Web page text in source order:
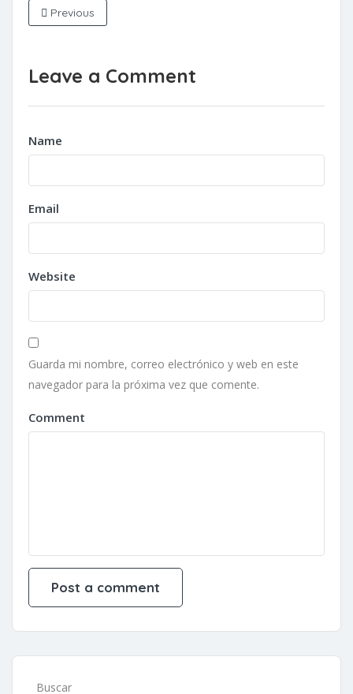
Previous
Leave a Comment
Name
Email
Website
Guarda mi nombre, correo electrónico y web en este
navegador para la próxima vez que comente.
Comment
Buscar